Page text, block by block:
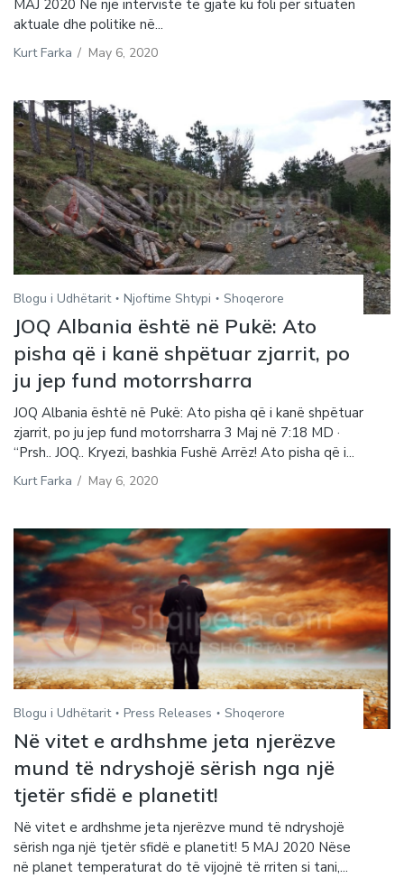
MAJ 2020 Në një intervistë të gjatë ku foli për situatën
aktuale dhe politike në...
Kurt Farka / May 6, 2020
Blogu i Udhëtarit Njoftime Shtypi Shoqerore
JOQ Albania është në Pukë: Ato
pisha që i kanë shpëtuar zjarrit, po
ju jep fund motorrsharra
JOQ Albania është në Pukë: Ato pisha që i kanë shpëtuar
zjarrit, po ju jep fund motorrsharra 3 Maj në 7:18 MD ·
“Prsh.. JOQ.. Kryezi, bashkia Fushë Arrëz! Ato pisha që i...
Kurt Farka / May 6, 2020
Blogu i Udhëtarit Press Releases Shoqerore
Në vitet e ardhshme jeta njerëzve
mund të ndryshojë sërish nga një
tjetër sfidë e planetit!
Në vitet e ardhshme jeta njerëzve mund të ndryshojë
sërish nga një tjetër sfidë e planetit! 5 MAJ 2020 Nëse
në planet temperaturat do të vijojnë të rriten si tani,...